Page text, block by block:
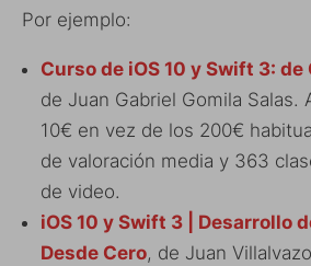
Por ejemplo:
Curso de iOS 10 y Swift 3: de
de Juan Gabriel Gomila Salas.
10€ en vez de los 200€
de valoración media y 363
de video.
iOS 10 y Swift 3 | Desarrollo
Desde Cero, de Juan